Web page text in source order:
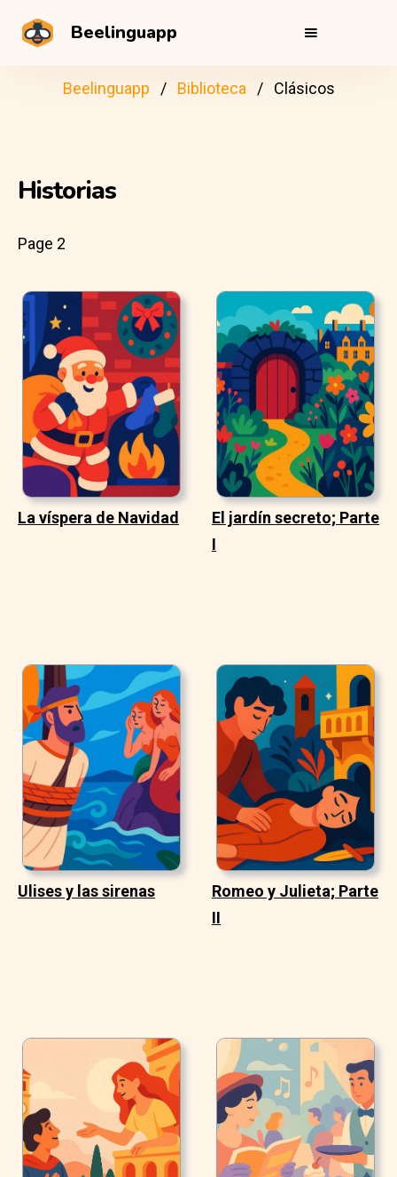
Beelinguapp
Beelinguapp Biblioteca Clásicos
Historias
Page 2
La víspera de Navidad
El jardín secreto; Parte
I
Ulises y las sirenas
Romeo y Julieta; Parte
II